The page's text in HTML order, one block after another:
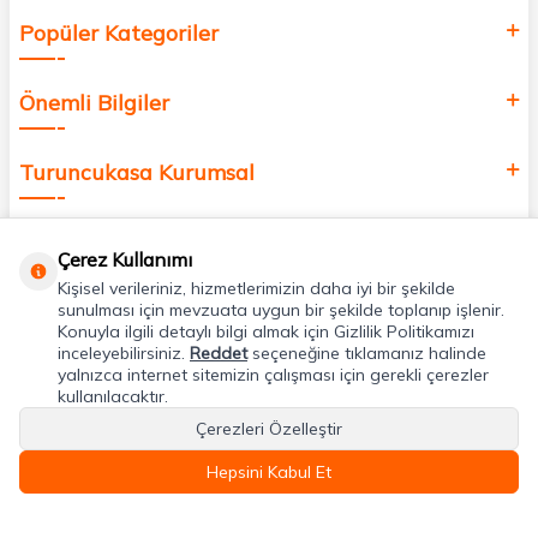
Popüler Kategoriler
Önemli Bilgiler
Turuncukasa Kurumsal
Uygulamalarımız
Adres & İletişim
Çerez Kullanımı
Kişisel verileriniz, hizmetlerimizin daha iyi bir şekilde
sunulması için mevzuata uygun bir şekilde toplanıp işlenir.
Konuyla ilgili detaylı bilgi almak için Gizlilik Politikamızı
inceleyebilirsiniz. Reddetseçeneğine tıklamanız halinde
yalnızca internet sitemizin çalışması için gerekli çerezler
kullanılacaktır.
Çerezleri Özelleştir
Hepsini Kabul Et